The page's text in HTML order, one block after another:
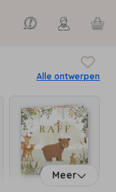
Alle ontwerpen
Meer